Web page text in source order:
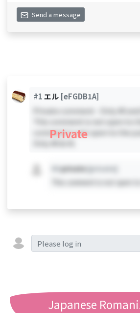
Send a message
#1エル [eFGDB1A]
Private comment - Only #0 and
This comment is not open to
comment is not open to the
Private
private [private]
This comment is not open
Japanese